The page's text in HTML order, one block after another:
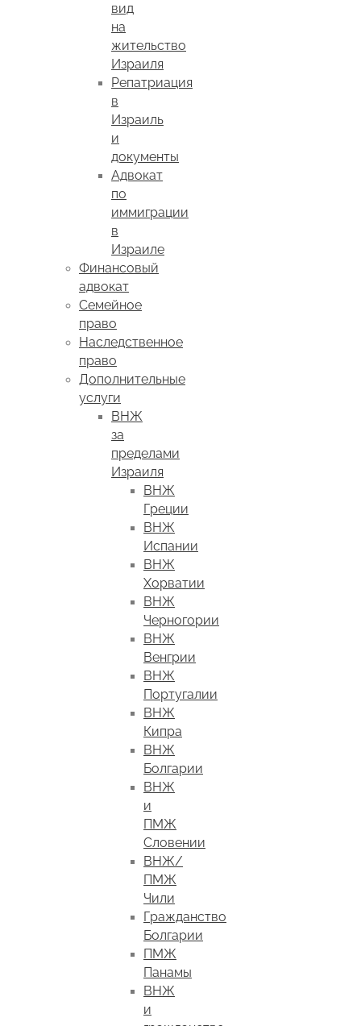
вид
на
жительство
Израиля
Репатриация
в
Израиль
и
документы
Адвокат
по
иммиграции
в
Израиле
Финансовый
адвокат
Семейное
право
Наследственное
право
Дополнительные
услуги
ВНЖ
за
пределами
Израиля
ВНЖ
Греции
ВНЖ
Испании
ВНЖ
Хорватии
ВНЖ
Черногории
ВНЖ
Венгрии
ВНЖ
Португалии
ВНЖ
Кипра
ВНЖ
Болгарии
ВНЖ
и
ПМЖ
Словении
ВНЖ/
ПМЖ
Чили
Гражданство
Болгарии
ПМЖ
Панамы
ВНЖ
и